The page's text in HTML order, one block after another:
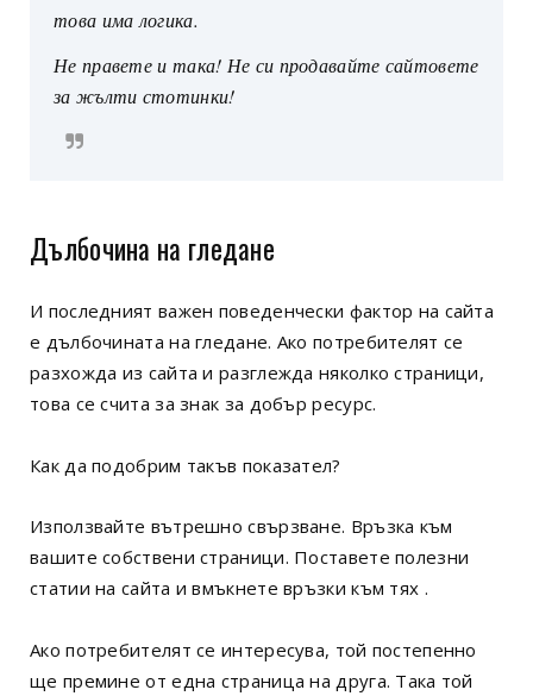
това има логика.
Не правете и така! Не си продавайте сайтовете
за жълти стотинки!
Дълбочина на гледане
И последният важен поведенчески фактор на сайта
е дълбочината на гледане. Ако потребителят се
разхожда из сайта и разглежда няколко страници,
това се счита за знак за добър ресурс.
Как да подобрим такъв показател?
Използвайте вътрешно свързване. Връзка към
вашите собствени страници. Поставете полезни
статии на сайта и вмъкнете връзки към тях .
Ако потребителят се интересува, той постепенно
ще премине от една страница на друга. Така той